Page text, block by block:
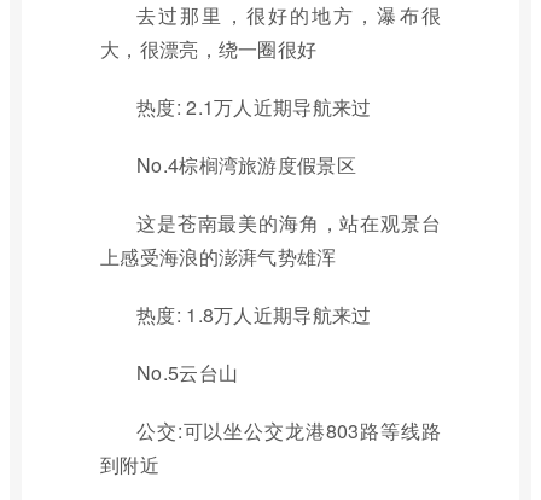
去过那里，很好的地方，瀑布很
大，很漂亮，绕一圈很好
热度: 2.1万人近期导航来过
No.4棕榈湾旅游度假景区
这是苍南最美的海角，站在观景台
上感受海浪的澎湃气势雄浑
热度: 1.8万人近期导航来过
No.5云台山
公交:可以坐公交龙港803路等线路
到附近